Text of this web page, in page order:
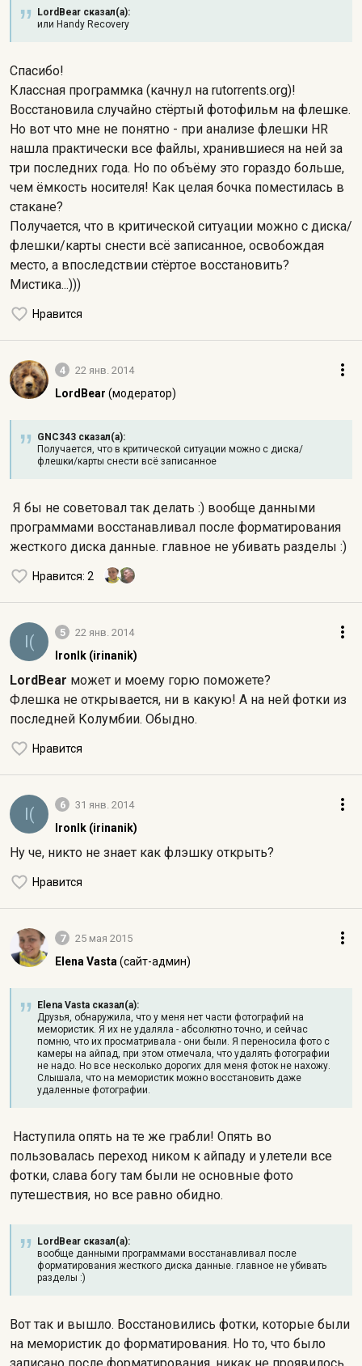
LordBear сказал(а):
или Handy Recovery
Спасибо!
Классная программка (качнул на rutorrents.org)!
Восстановила случайно стёртый фотофильм на флешке.
Но вот что мне не понятно - при анализе флешки HR
нашла практически все файлы, хранившиеся на ней за
три последних года. Но по объёму это гораздо больше,
чем ёмкость носителя! Как целая бочка поместилась в
стакане?
Получается, что в критической ситуации можно с диска/
флешки/карты снести всё записанное, освобождая
место, а впоследствии стёртое восстановить?
Мистика...)))
Нравится
4 22 янв. 2014
LordBear (модератор)
GNC343 сказал(а):
Получается, что в критической ситуации можно с диска/
флешки/карты снести всё записанное
Я бы не советовал так делать :) вообще данными
программами восстанавливал после форматирования
жесткого диска данные. главное не убивать разделы :)
Нравится: 2
I( 5 22 янв. 2014
IronIk (irinanik)
LordBear может и моему горю поможете?
Флешка не открывается, ни в какую! А на ней фотки из
последней Колумбии. Обыдно.
Нравится
I( 6 31 янв. 2014
IronIk (irinanik)
Ну че, никто не знает как флэшку открыть?
Нравится
7 25 мая 2015
Elena Vasta (сайт-админ)
Elena Vasta сказал(а):
Друзья, обнаружила, что у меня нет части фотографий на
мемористик. Я их не удаляла - абсолютно точно, и сейчас
помню, что их просматривала - они были. Я переносила фото с
камеры на айпад, при этом отмечала, что удалять фотографии
не надо. Но все несколько дорогих для меня фоток не нахожу.
Слышала, что на мемористик можно восстановить даже
удаленные фотографии.
Наступила опять на те же грабли! Опять во
пользовалась переход ником к айпаду и улетели все
фотки, слава богу там были не основные фото
путешествия, но все равно обидно.
LordBear сказал(а):
вообще данными программами восстанавливал после
форматирования жесткого диска данные. главное не убивать
разделы :)
Вот так и вышло. Восстановились фотки, которые были
на мемористик до форматирования. Но то, что было